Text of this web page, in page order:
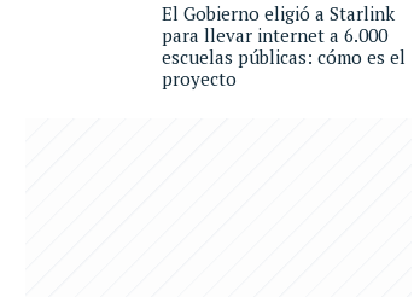
El Gobierno eligió a Starlink
para llevar internet a 6.000
escuelas públicas: cómo es el
proyecto